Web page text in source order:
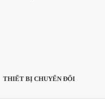
THIẾT BỊ CHUYỂN ĐỔI